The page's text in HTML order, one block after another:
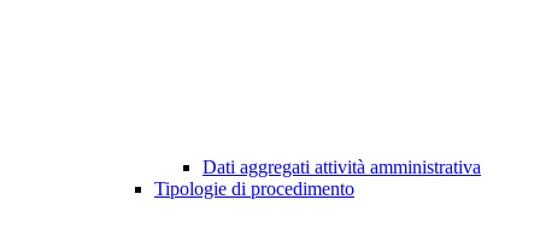
Dati aggregati attività amministrativa
Tipologie di procedimento